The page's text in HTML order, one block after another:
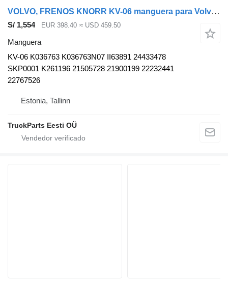
VOLVO, FRENOS KNORR KV-06 manguera para Volvo B5LH, B0E (2008-) autobús
S/ 1,554 EUR 398.40 ≈ USD 459.50
Manguera
KV-06 K036763 K036763N07 II63891 24433478
SKP0001 K261196 21505728 21900199 22232441
22767526
Estonia, Tallinn
TruckParts Eesti OÜ